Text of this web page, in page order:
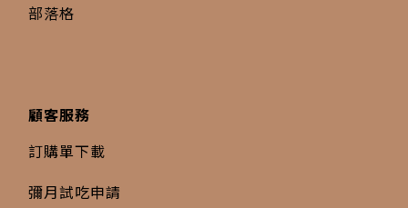
部落格
顧客服務
訂購單下載
彌月試吃申請